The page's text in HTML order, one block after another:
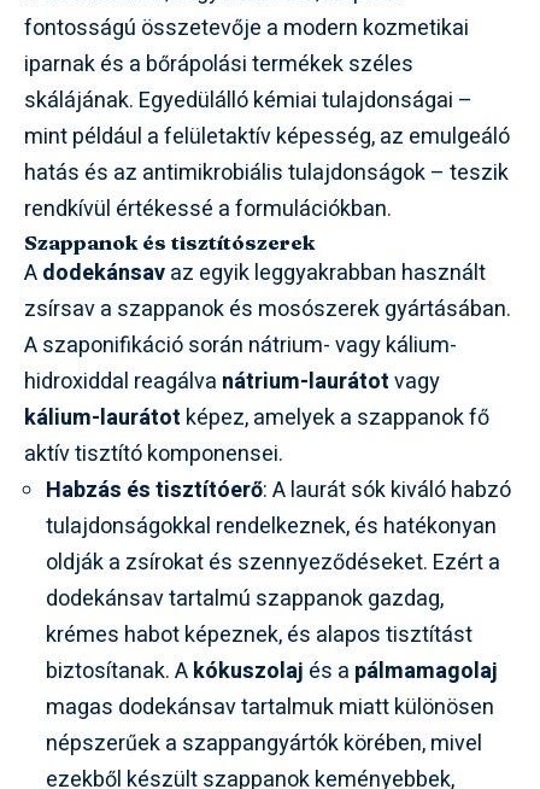
fontosságú összetevője a modern kozmetikai
iparnak és a bőrápolási termékek széles
skálájának. Egyedülálló kémiai tulajdonságai –
mint például a felületaktív képesség, az emulgeáló
hatás és az antimikrobiális tulajdonságok – teszik
rendkívül értékessé a formulációkban.
Szappanok és tisztítószerek
Adodekánsavaz egyik leggyakrabban használt
zsírsav a szappanok és mosószerek gyártásában.
A szaponifikáció során nátrium- vagy kálium-
hidroxiddal reagálva nátrium-laurátotvagy
kálium-laurátot képez, amelyek a szappanok fő
aktív tisztító komponensei.
Habzás és tisztítóerő: A laurát sók kiváló habzó
tulajdonságokkal rendelkeznek, és hatékonyan
oldják a zsírokat és szennyeződéseket. Ezért a
dodekánsav tartalmú szappanok gazdag,
krémes habot képeznek, és alapos tisztítást
biztosítanak. Akókuszolaj és a pálmamagolaj
magas dodekánsav tartalmuk miatt különösen
népszerűek a szappangyártók körében, mivel
ezekből készült szappanok keményebbek,